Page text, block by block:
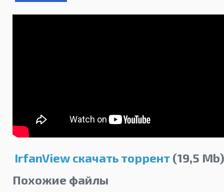
IrfanView скачать торрент (19,5 Mb)
Похожие файлы